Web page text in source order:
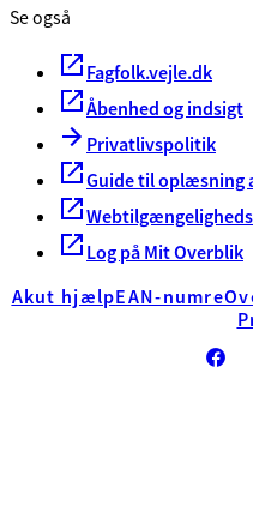
Se også
Fagfolk.vejle.dk
Åbenhed og indsigt
Privatlivspolitik
Guide til oplæsning
Log på Mit Overblik
Akut hjælpEAN-numre